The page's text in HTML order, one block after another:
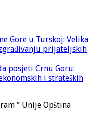
Gore u Turskoj: Velika
prijateljskih
posjeti Crnu Goru:
i strateških
” Unije Opština